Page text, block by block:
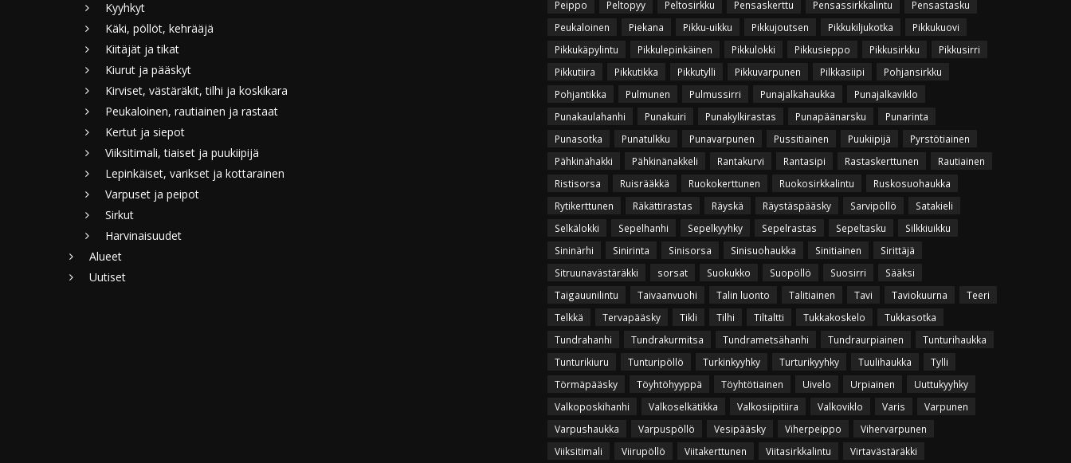
Kyyhkyt
Käki, pöllöt, kehrääjä
Kiitäjät ja tikat
Kiurut ja pääskyt
Kirviset, västäräkit, tilhi ja koskikara
Peukaloinen, rautiainen ja rastaat
Kertut ja siepot
Viiksitimali, tiaiset ja puukiipijä
Lepinkäiset, varikset ja kottarainen
Varpuset ja peipot
Sirkut
Harvinaisuudet
Alueet
Uutiset
Peippo
Peltopyy Peltosirkku Pensaskerttu Pensassirkkalintu
Pensastasku
Peukaloinen
Piekana Pikku-uikku Pikkujoutsen Pikkukiljukotka
Pikkukuovi
Pikkukäpylintu
Pikkulepinkäinen Pikkulokki Pikkusieppo Pikkusirkku
Pikkusirri
Pikkutiira
Pikkutikka Pikkutylli Pikkuvarpunen Pilkkasiipi
Pohjansirkku
Pohjantikka
Pulmunen Pulmussirri Punajalkahaukka
Punajalkaviklo
Punakaulahanhi
Punakuiri Punakylkirastas Punapäänarsku
Punarinta
Punasotka
Punatulkku Punavarpunen Pussitiainen Puukiipijä
Pyrstötiainen
Pähkinähakki
Pähkinänakkeli Rantakurvi Rantasipi Rastaskerttunen
Rautiainen
Ristisorsa
Ruisrääkkä Ruokokerttunen Ruokosirkkalintu
Ruskosuohaukka
Rytikerttunen
Räkättirastas Räyskä Räystäspääsky Sarvipöllö
Satakieli
Selkälokki
Sepelhanhi Sepelkyyhky Sepelrastas Sepeltasku
Silkkiuikku
Sininärhi
Sinirinta Sinisorsa Sinisuohaukka Sinitiainen
Sirittäjä
Sitruunavästäräkki
sorsat Suokukko Suopöllö Suosirri
Sääksi
Taigauunilintu
Taivaanvuohi Talin luonto Talitiainen Tavi Taviokuurna
Teeri
Telkkä
Tervapääsky Tikli Tilhi Tiltaltti Tukkakoskelo
Tukkasotka
Tundrahanhi
Tundrakurmitsa Tundrametsähanhi Tundraurpiainen
Tunturihaukka
Tunturikiuru
Tunturipöllö Turkinkyyhky Turturikyyhky Tuulihaukka
Tylli
Törmäpääsky
Töyhtöhyyppä Töyhtötiainen Uivelo Urpiainen
Uuttukyyhky
Valkoposkihanhi
Valkoselkätikka Valkosiipitiira Valkoviklo Varis
Varpunen
Varpushaukka
Varpuspöllö Vesipääsky Viherpeippo
Vihervarpunen
Viiksitimali
Viirupöllö Viitakerttunen Viitasirkkalintu Virtavästäräkki